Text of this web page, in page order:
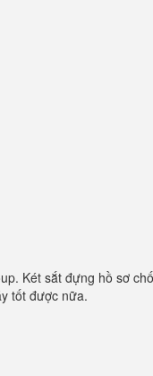
Két sắt đựng hồ sơ
tốt được nữa.